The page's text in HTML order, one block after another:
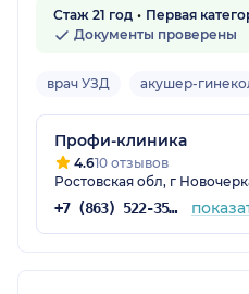
Стаж 21 год
Первая
Документы проверены
врач УЗД акушер-
Профи-клиника
4.610 отзывов
Ростовская обл, г
+7 (863) 522-35-61